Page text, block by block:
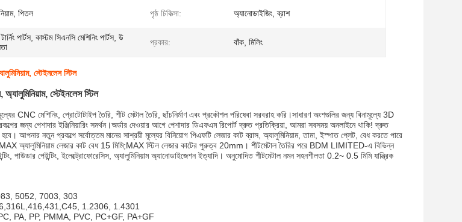
পিতল পৃষ্ঠ চিকিত্সা: অ্যানোডাইজিং, ব্রাশ
পার্টস, কাস্টম সিএনসি মেশিনিং পার্টস, উ
প্রকার: বাঁক, মিলিং
স্টেইনলেস স্টিল
অ্যালুমিনিয়াম, স্টেইনলেস স্টিল
CNC মেশিনিং, প্রোটোটাইপ তৈরি, শীট মেটাল তৈরি, ছাঁচনির্মাণ এবং প্রকৌশল পরিষেবা সরবরাহ করি।সাধারণ অংশগুলির জন্য বিনামূল্যে 3D
জন্য পেশাদার ইঞ্জিনিয়ারিং সমর্থন।অর্ডার দেওয়ার আগে পেশাদার ডিএফএম রিপোর্ট দ্রুত প্রতিক্রিয়া, আমরা সবসময় অনলাইনে থাকি! দ্রুত
আপনার নতুন প্রকল্পে সর্বোত্তম মানের সাশ্রয়ী মূল্যের বিনিয়োগ পিএফটি লেজার কাট ব্রাস, অ্যালুমিনিয়াম, তামা, ইস্পাত প্লেট, বেধ করতে পারে
MAX অ্যালুমিনিয়াম লেজার কাট বেধ 15 মিমি;MAX স্টিল লেজার কাটের পুরুত্ব 20mm। শীটমেটাল তৈরির পরে BDM LIMITED-এ বিভিন্ন
পাউডার পেইন্টিং, ইলেক্ট্রোফোরেসিস, অ্যালুমিনিয়াম অ্যানোডাইজেশন ইত্যাদি। অনুমোদিত শীটমেটাল নমন সহনশীলতা 0.2~ 0.5 মিমি যান্ত্রিক
5052, 7003, 303
1.2306, 1.4301
PA, PP, PMMA, PVC, PC+GF, PA+GF